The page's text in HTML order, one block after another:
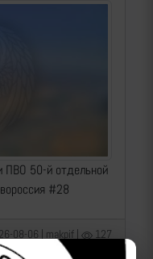
ПВО 50-й отдельной
#28
08-06 | makpif | 127